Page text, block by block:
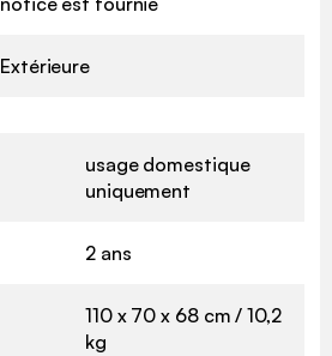
Extérieure
usage domestique
uniquement
2 ans
110 x 70 x 68 cm / 10,2
kg